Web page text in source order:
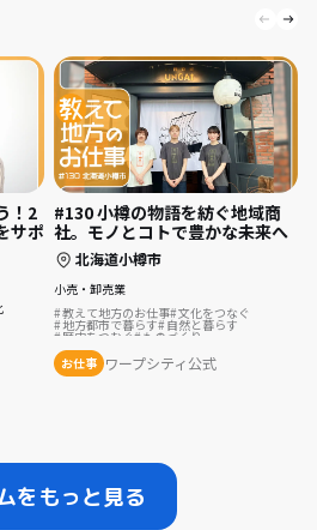
！2
サポ
#130 小樽の物語を紡ぐ地域商
社。モノとコトで豊かな未来へ
北海道小樽市
小売・卸売業
教えて地方のお仕事 文化をつなぐ
地方都市で暮らす 自然と暮らす
歴史をつむぐ
ものづくり
お仕事 ワープシティ公式
をもっと見る